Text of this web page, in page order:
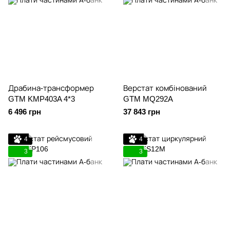
Драбина-трансформер
GTM KMP403A 4*3
6 496 грн
Верстат комбінований
GTM MQ292A
37 843 грн
4
3
4
3